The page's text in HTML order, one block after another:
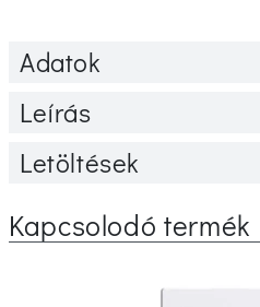
Adatok
Leírás
Letöltések
Kapcsolodó termék